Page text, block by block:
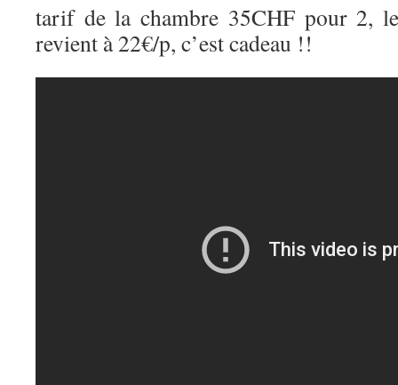
tarif de la chambre 35CHF pour 2,
revient à 22€/p, c’est cadeau !!